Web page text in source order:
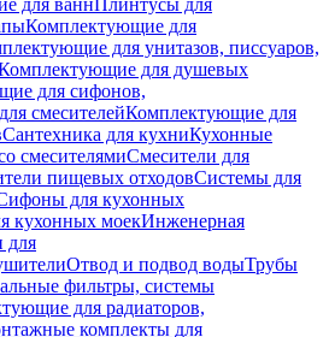
для ваннПлинтусы для
Комплектующие для
для унитазов, писсуаров,
для душевых
для сифонов,
смесителейКомплектующие для
Сантехника для кухниКухонные
смесителямиСмесители для
пищевых отходовСистемы для
для кухонных
кухонных моекИнженерная
для
Отвод и подвод водыТрубы
фильтры, системы
для радиаторов,
комплекты для